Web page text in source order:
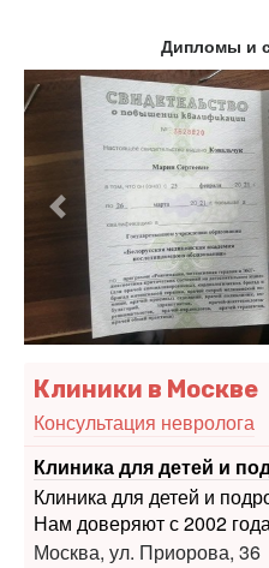
Дипломы и
Предыдущий
Клиники в Москве
Консультация невролога
Клиника для детей и
Клиника для детей и
Нам доверяют с 2002 года
Москва, ул. Приорова, 36